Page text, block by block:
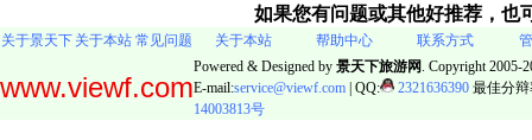
如果您有问题或其他好推荐，也
关于景天下 关于本站 常见问题 关于本站 帮助中心 联系方式
www.viewf.com
Powered & Designed by 景天下旅游网 . Copyright 2005-
E-mail:service@viewf.com | QQ: 2321636390 最佳分
14003813号